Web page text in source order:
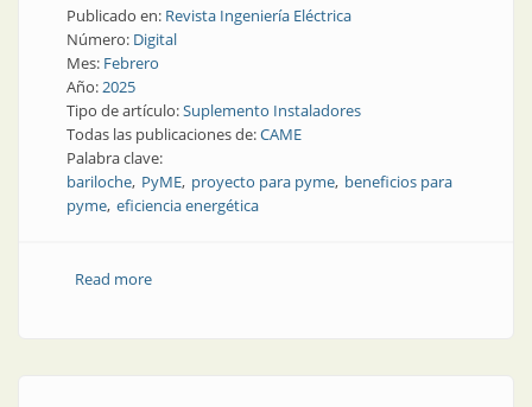
Publicado en: Revista Ingeniería Eléctrica
Número: Digital
Mes: Febrero
Año:2025
Tipo de artículo:Suplemento Instaladores
Todas las publicaciones de:CAME
Palabra clave:
bariloche PyME proyecto para pyme beneficios para
pyme eficiencia energética
Read moreabout Hacia la transformación energética